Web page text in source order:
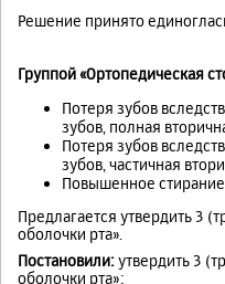
Решение принято
Группой «Ортопедическая
Потеря зубов
зубов, полная
Потеря зубов
зубов, частичная
Повышенное
Предлагается утвердить 3
оболочки рта».
Постановили:утвердить 3
оболочки рта»: